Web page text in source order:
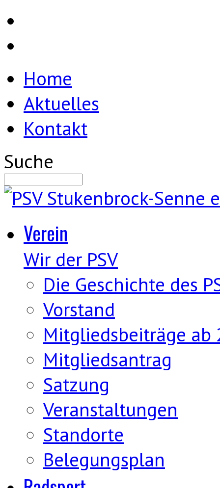
Home
Aktuelles
Kontakt
Suche
Verein
Wir der PSV
Die Geschichte des
Vorstand
Mitgliedsbeiträge ab
Mitgliedsantrag
Satzung
Veranstaltungen
Standorte
Belegungsplan